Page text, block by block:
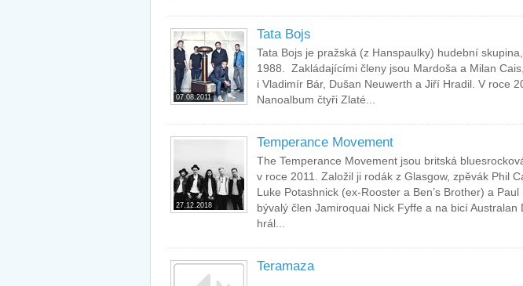
07.08.2011
Tata Bojs
Tata Bojs je pražská (z Hanspaulky) hudební
1988. Zakládajícími členy jsou Mardoša a Milan
i Vladimír Bár, Dušan Neuwerth a Jiří Hradil. V roce
Nanoalbum čtyři Zlaté...
27.12.2018
Temperance Movement
The Temperance Movement jsou britská
v roce 2011. Založil ji rodák z Glasgow, zpěvák Phil
Luke Potashnick (ex-Rooster a Ben’s Brother) a
bývalý člen Jamiroquai Nick Fyffe a na bicí Australan
hrál...
Teramaza